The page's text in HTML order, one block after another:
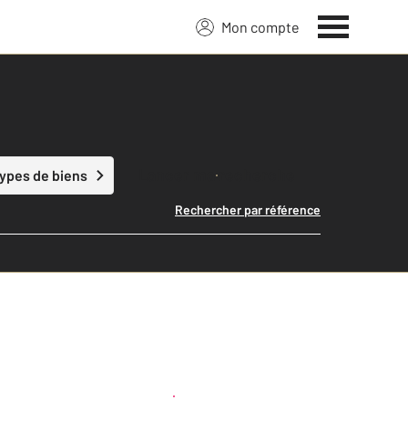
Mon compte
de biens Lancer ma recherche
Rechercher par référence
Créer une alerte